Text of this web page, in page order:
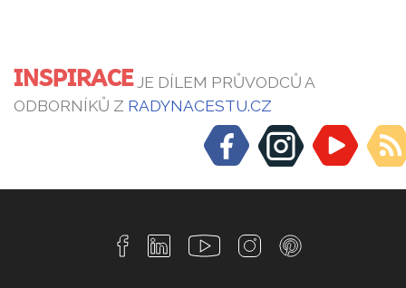
INSPIRACEJE DÍLEM PRŮVODCŮ A
ODBORNÍKŮ Z RADYNACESTU.CZ